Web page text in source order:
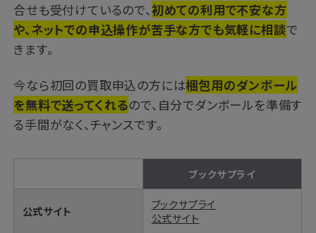
合せも受付けているので、初めての利用で不安な方
や、ネットでの申込操作が苦手な方でも気軽に相談で
きます。
今なら初回の買取申込の方には梱包用のダンボール
を無料で送ってくれるので、自分でダンボールを準備す
る手間がなく、チャンスです。
ブックサプライ
公式サイト
ブックサプライ
公式サイト